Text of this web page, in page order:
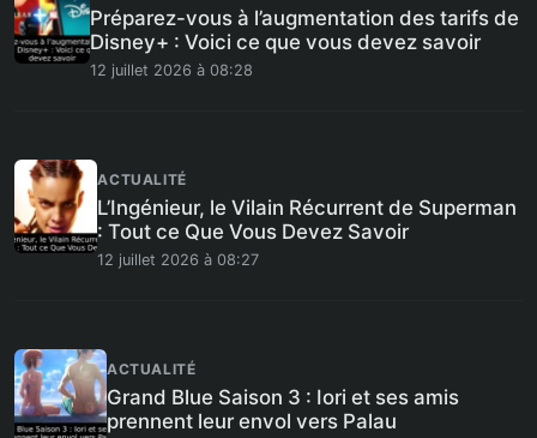
Préparez-vous à l’augmentation des tarifs de
Disney+ : Voici ce que vous devez savoir
12 juillet 2026 à 08:28
ACTUALITÉ
L’Ingénieur, le Vilain Récurrent de Superman
: Tout ce Que Vous Devez Savoir
12 juillet 2026 à 08:27
ACTUALITÉ
Grand Blue Saison 3 : Iori et ses amis
prennent leur envol vers Palau